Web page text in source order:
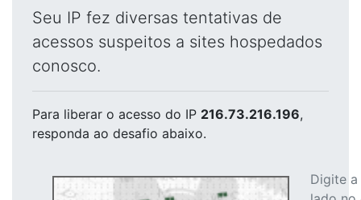
Seu IP fez diversas tentativas de
acessos suspeitos a sites hospedados
conosco.
Para liberar o acesso do IP 216.73.216.196,
responda ao desafio abaixo.
Digite